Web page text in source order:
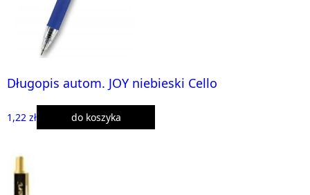
Długopis autom. JOY niebieski Cello
1,22 zł do koszyka